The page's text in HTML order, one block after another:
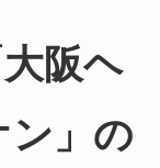
阪ヘ
ン」の